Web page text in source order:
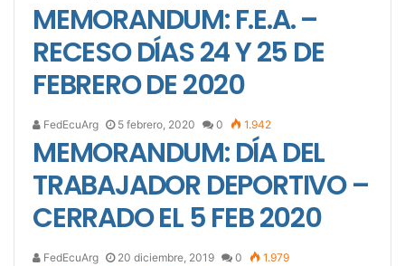
MEMORANDUM: F.E.A. –
RECESO DÍAS 24 Y 25 DE
FEBRERO DE 2020
FedEcuArg 5 febrero, 2020 0 1.942
MEMORANDUM: DÍA DEL
TRABAJADOR DEPORTIVO –
CERRADO EL 5 FEB 2020
FedEcuArg 20 diciembre, 2019 0 1.979